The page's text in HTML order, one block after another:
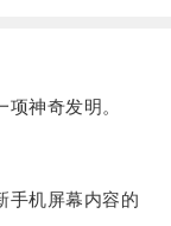
神奇发明。
机屏幕内容的